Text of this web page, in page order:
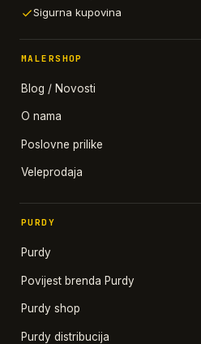
Sigurna kupovina
MALERSHOP
Blog / Novosti
O nama
Poslovne prilike
Veleprodaja
PURDY
Purdy
Povijest brenda Purdy
Purdy shop
Purdy distribucija